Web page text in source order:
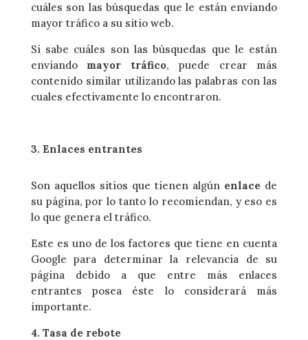
cuáles son las búsquedas que le están enviando
mayor tráfico a su sitio web.
Si sabe cuáles son las búsquedas que le están
enviando mayor tráfico, puede crear más
contenido similar utilizando las palabras con las
cuales efectivamente lo encontraron.
3. Enlaces entrantes
Son aquellos sitios que tienen algún enlace de
su página, por lo tanto lo recomiendan, y eso es
lo que genera el tráfico.
Este es uno de los factores que tiene en cuenta
Google para determinar la relevancia de su
página debido a que entre más enlaces
entrantes posea éste lo considerará más
importante.
4. Tasa de rebote